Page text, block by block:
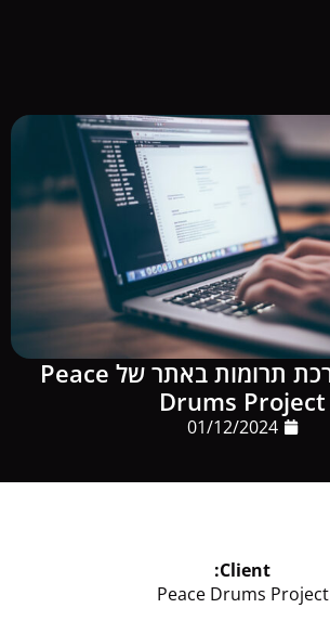
הטמעת מערכת תרומות באתר של Peace
Drums Project
01/12/2024
Client:
Peace Drums Project